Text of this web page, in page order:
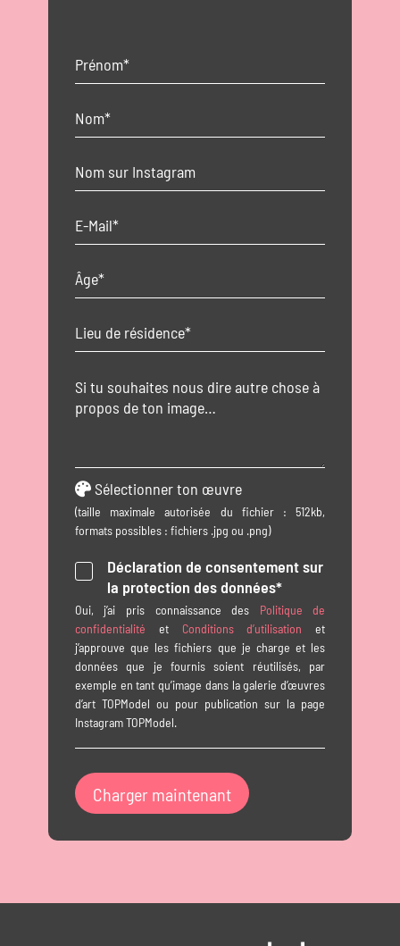
Sélectionner ton œuvre
(taille maximale autorisée du fichier : 512kb,
formats possibles : fichiers .jpg ou .png)
Déclaration de consentement sur
la protection des données*
Oui, j’ai pris connaissance des Politique de
confidentialité et Conditions d’utilisation et
j’approuve que les fichiers que je charge et les
données que je fournis soient réutilisés, par
exemple en tant qu’image dans la galerie d’œuvres
d’art TOPModel ou pour publication sur la page
Instagram TOPModel.